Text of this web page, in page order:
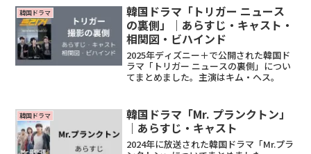
韓国ドラマ
韓国ドラマ「トリガー ニュース
の裏側」｜あらすじ・キャスト・
相関図・ビハインド
2025年ディズニー＋で公開された韓国ド
ラマ「トリガー ニュースの裏側」につい
てまとめました。主演はキム・ヘス。
韓国ドラマ
韓国ドラマ「Mr. プランクトン」
｜あらすじ・キャスト
2024年に放送された韓国ドラマ「Mr.プラ